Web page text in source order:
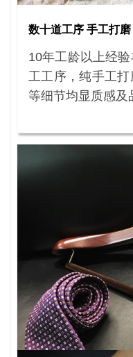
数十道工序 手工打磨
10年工龄以上经
工工序，纯手工
等细节均显质感及